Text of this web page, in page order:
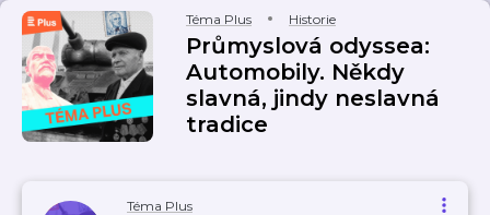
Téma Plus Historie
Průmyslová odyssea:
Automobily. Někdy
slavná, jindy neslavná
tradice
Téma Plus